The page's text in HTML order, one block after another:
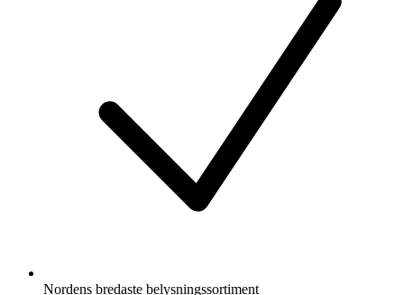
Nordens bredaste belysningssortiment